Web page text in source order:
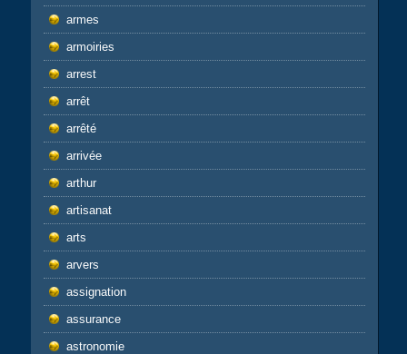
armes
armoiries
arrest
arrêt
arrêté
arrivée
arthur
artisanat
arts
arvers
assignation
assurance
astronomie